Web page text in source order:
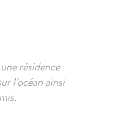
résidence
l’océan ainsi